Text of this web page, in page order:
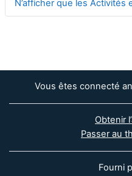
N’afficher que les
Vous êtes connecté
Obtenir
Passer au
Fourni